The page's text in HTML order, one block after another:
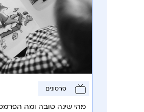
סרטונים
מהי שינה טובה ומה